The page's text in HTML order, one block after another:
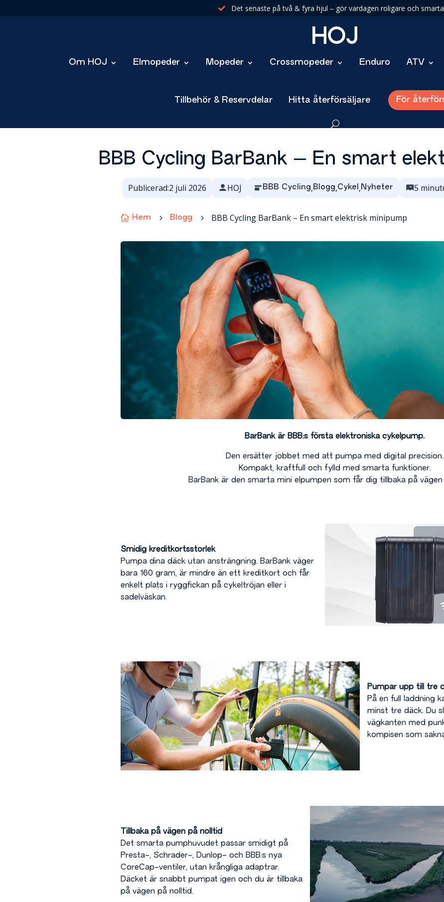
 Det senaste på två & fyra hjul – gör vardagen roligare och
Om HOJ Elmopeder Mopeder Crossmopeder Enduro ATV
Tillbehör & Reservdelar Hitta återförsäljare För
BBB Cycling BarBank – En smart
Publicerad:2 juli 2026 HOJ BBB Cycling,Blogg,Cykel , Nyheter 5
 Hem 5 Blogg 5 BBB Cycling BarBank – En smart elektrisk minipump
BarBank är BBB:s första elektroniska cykelpump.
Den ersätter jobbet med att pumpa med digital precision.
Kompakt, kraftfull och fylld med smarta funktioner.
BarBank är den smarta mini elpumpen som får dig tillbaka på
Smidig kreditkortsstorlek
Pumpa dina däck utan ansträngning. BarBank väger
bara 160 gram, är mindre än ett kreditkort och får
enkelt plats i ryggfickan på cykeltröjan eller i
sadelväskan.
Pumpar upp till tre
På en full laddning
minst tre däck. Du
vägkanten med
kompisen som
Tillbaka på vägen på nolltid
Det smarta pumphuvudet passar smidigt på
Presta-, Schrader-, Dunlop- och BBB:s nya
CoreCap-ventiler, utan krångliga adaptrar.
Däcket är snabbt pumpat igen och du är tillbaka
på vägen på nolltid.